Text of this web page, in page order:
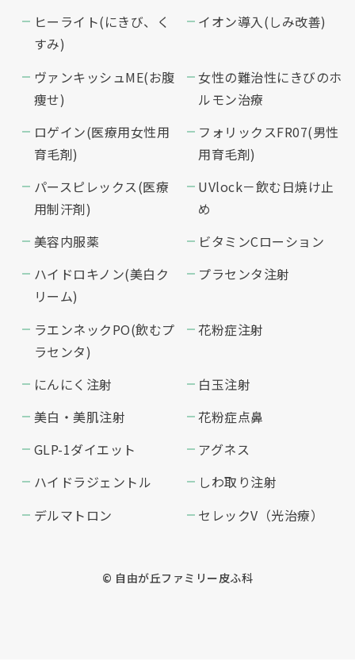
ヒーライト(にきび、く
すみ)
イオン導入(しみ改善)
ヴァンキッシュME(お腹
痩せ)
女性の難治性にきびのホ
ルモン治療
ロゲイン(医療用女性用
育毛剤)
フォリックスFR07(男性
用育毛剤)
パースピレックス(医療
用制汗剤)
UVlock－飲む日焼け止
め
美容内服薬
ビタミンCローション
ハイドロキノン(美白ク
リーム)
プラセンタ注射
ラエンネックPO(飲むプ
ラセンタ)
花粉症注射
にんにく注射
白玉注射
美白・美肌注射
花粉症点鼻
GLP-1ダイエット
アグネス
ハイドラジェントル
しわ取り注射
デルマトロン
セレックV（光治療）
© 自由が丘ファミリー皮ふ科